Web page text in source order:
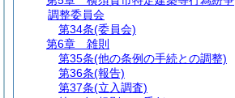
調整委員会
第34条(委員会)
第6章
雑則
第35条(他の条例の手続との調整)
第36条(報告)
第37条(立入調査)